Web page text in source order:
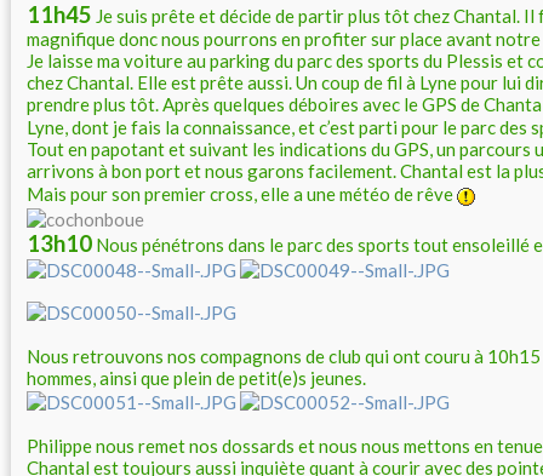
11h45 Je suis prête et décide de partir plus tôt chez Chantal. Il
magnifique donc nous pourrons en profiter sur place avant
Je laisse ma voiture au parking du parc des sports du Plessis et
chez Chantal. Elle est prête aussi. Un coup de fil à Lyne pour lui
prendre plus tôt. Après quelques déboires avec le GPS de
Lyne, dont je fais la connaissance, et c’est parti pour le parc des
Tout en papotant et suivant les indications du GPS, un parcours
arrivons à bon port et nous garons facilement. Chantal est la
Mais pour son premier cross, elle a une météo de rêve
13h10 Nous pénétrons dans le parc des sports tout ensoleillé
Nous retrouvons nos compagnons de club qui ont couru à
hommes, ainsi que plein de petit(e)s jeunes.
Philippe nous remet nos dossards et nous nous mettons en
Chantal est toujours aussi inquiète quant à courir avec des